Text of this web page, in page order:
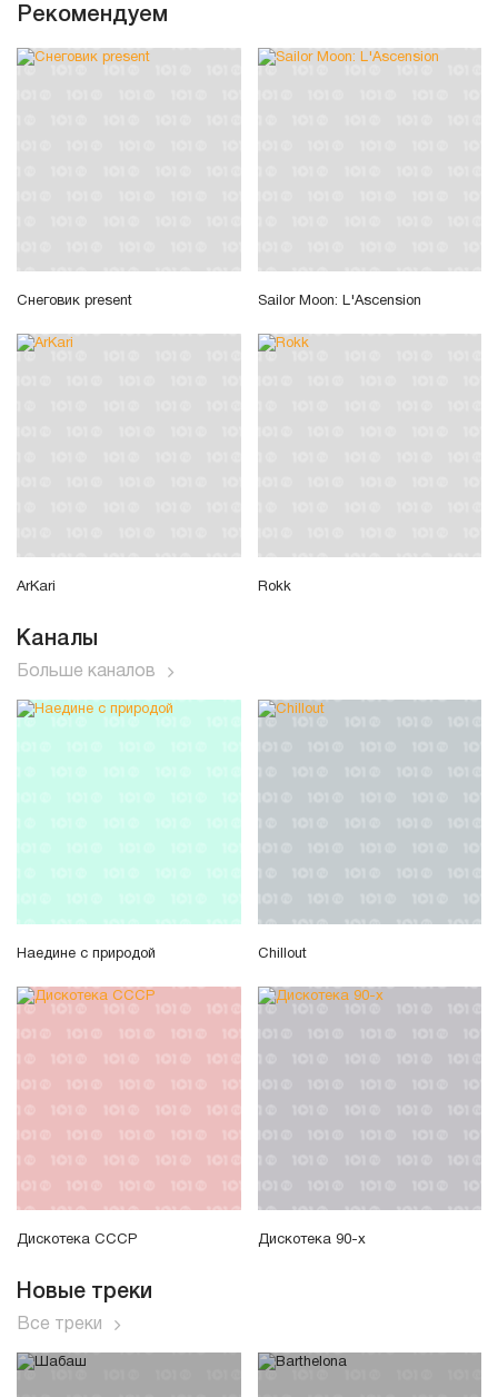
Рекомендуем
Снеговик present Sailor Moon: L'Ascension
ArKari Rokk
Каналы
Больше каналов
Наедине с природой Chillout
Дискотека СССР Дискотека 90-х
Новые треки
Все треки